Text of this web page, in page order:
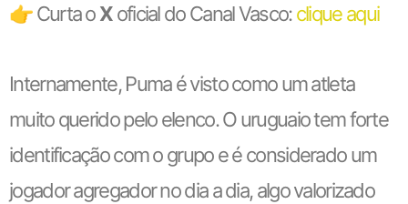
👉 Curta oXoficial do Canal Vasco:clique aqui
Internamente, Puma é visto como um atleta
muito querido pelo elenco. O uruguaio tem forte
identificação com o grupo e é considerado um
jogador agregador no dia a dia, algo valorizado